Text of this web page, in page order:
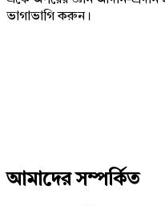
ভাগাভাগি করুন।
আমাদের সম্পর্কিত